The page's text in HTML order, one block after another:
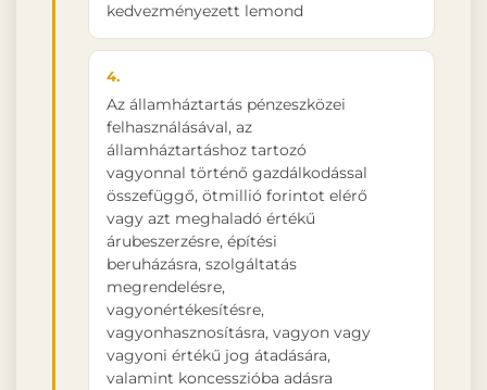
kedvezményezett lemond
4.
Az államháztartás pénzeszközei
felhasználásával, az
államháztartáshoz tartozó
vagyonnal történő gazdálkodással
összefüggő, ötmillió forintot elérő
vagy azt meghaladó értékű
árubeszerzésre, építési
beruházásra, szolgáltatás
megrendelésre,
vagyonértékesítésre,
vagyonhasznosításra, vagyon vagy
vagyoni értékű jog átadására,
valamint koncesszióba adásra